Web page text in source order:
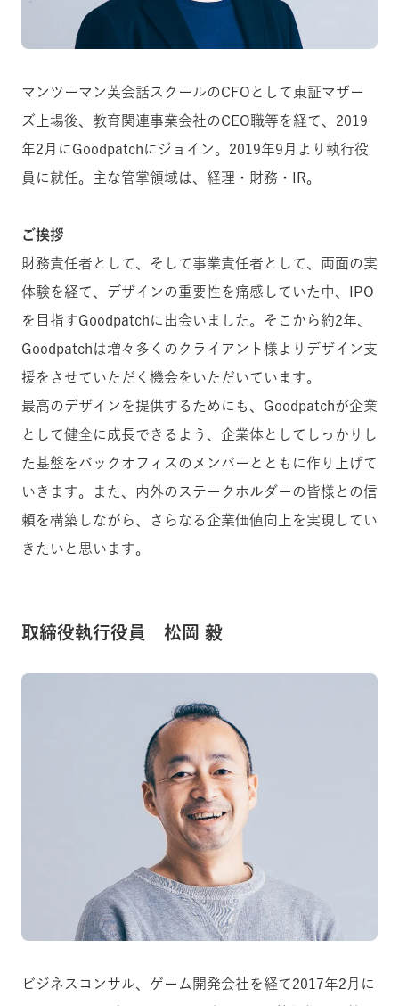
マンツーマン英会話スクールのCFOとして東証マザー
ズ上場後、教育関連事業会社のCEO職等を経て、2019
年2月にGoodpatchにジョイン。2019年9月より執行役
員に就任。主な管掌領域は、経理・財務・IR。
ご挨拶
財務責任者として、そして事業責任者として、両面の実
体験を経て、デザインの重要性を痛感していた中、IPO
を目指すGoodpatchに出会いました。そこから約2年、
Goodpatchは増々多くのクライアント様よりデザイン支
援をさせていただく機会をいただいています。
最高のデザインを提供するためにも、Goodpatchが企業
として健全に成長できるよう、企業体としてしっかりし
た基盤をバックオフィスのメンバーとともに作り上げて
いきます。また、内外のステークホルダーの皆様との信
頼を構築しながら、さらなる企業価値向上を実現してい
きたいと思います。
取締役執行役員 松岡 毅
ビジネスコンサル、ゲーム開発会社を経て2017年2月に